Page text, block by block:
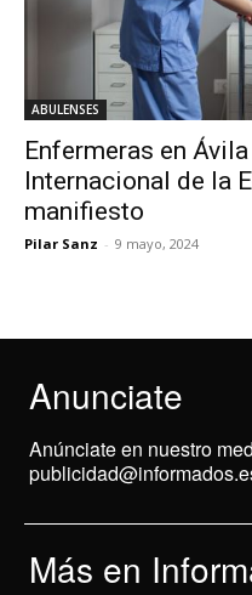
ABULENSES
Enfermeras en
Internacional de la
manifiesto
Pilar Sanz - 9 mayo, 2024
Anunciate
Anúnciate en nuestro
Más en